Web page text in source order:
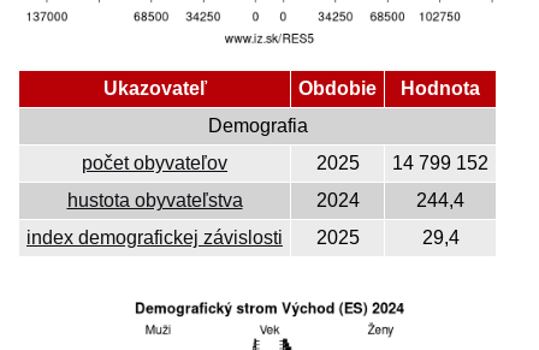
Ukazovateľ Obdobie
Hodnota
Demografia
počet obyvateľov
2025
14 799 152
hustota obyvateľstva
2024
244,4
index demografickej závislosti
2025 29,4